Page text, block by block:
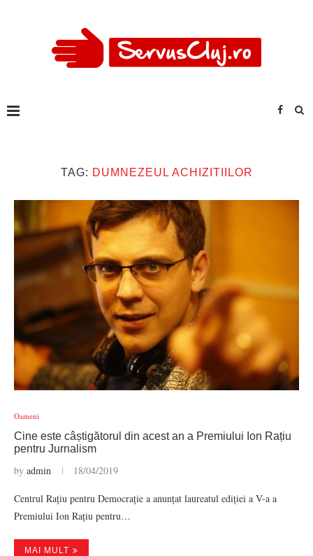
TAG: DUMNEZEUL ACHIZITIILOR
Oameni
Cine este câștigătorul din acest an a Premiului Ion Rațiu
pentru Jurnalism
by admin 18/04/2019
Centrul Rațiu pentru Democrație a anunțat laureatul ediției a V-a a
Premiului Ion Rațiu pentru…
MAI MULT